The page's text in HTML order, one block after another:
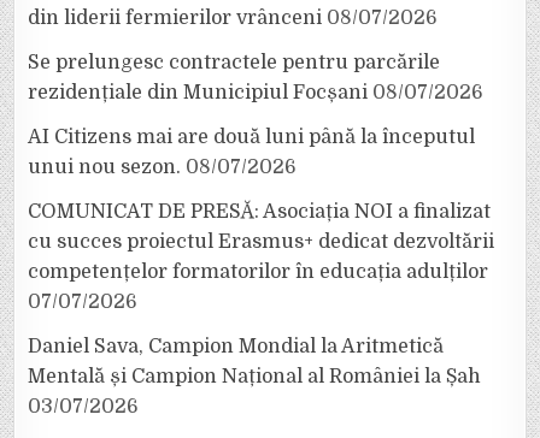
din liderii fermierilor vrânceni 08/07/2026
Se prelungesc contractele pentru parcările
rezidențiale din Municipiul Focșani 08/07/2026
AI Citizens mai are două luni până la începutul
unui nou sezon. 08/07/2026
COMUNICAT DE PRESĂ: Asociația NOI a finalizat
cu succes proiectul Erasmus+ dedicat dezvoltării
competențelor formatorilor în educația adulților
07/07/2026
Daniel Sava, Campion Mondial la Aritmetică
Mentală și Campion Național al României la Șah
03/07/2026